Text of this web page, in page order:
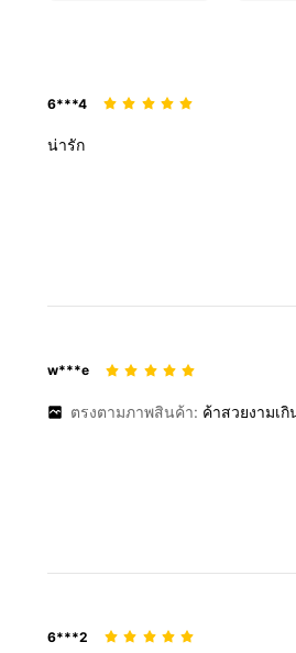
6***4
น่ารัก
w***e
ตรงตามภาพสินค้า: ค้าสวยงามเ
6***2